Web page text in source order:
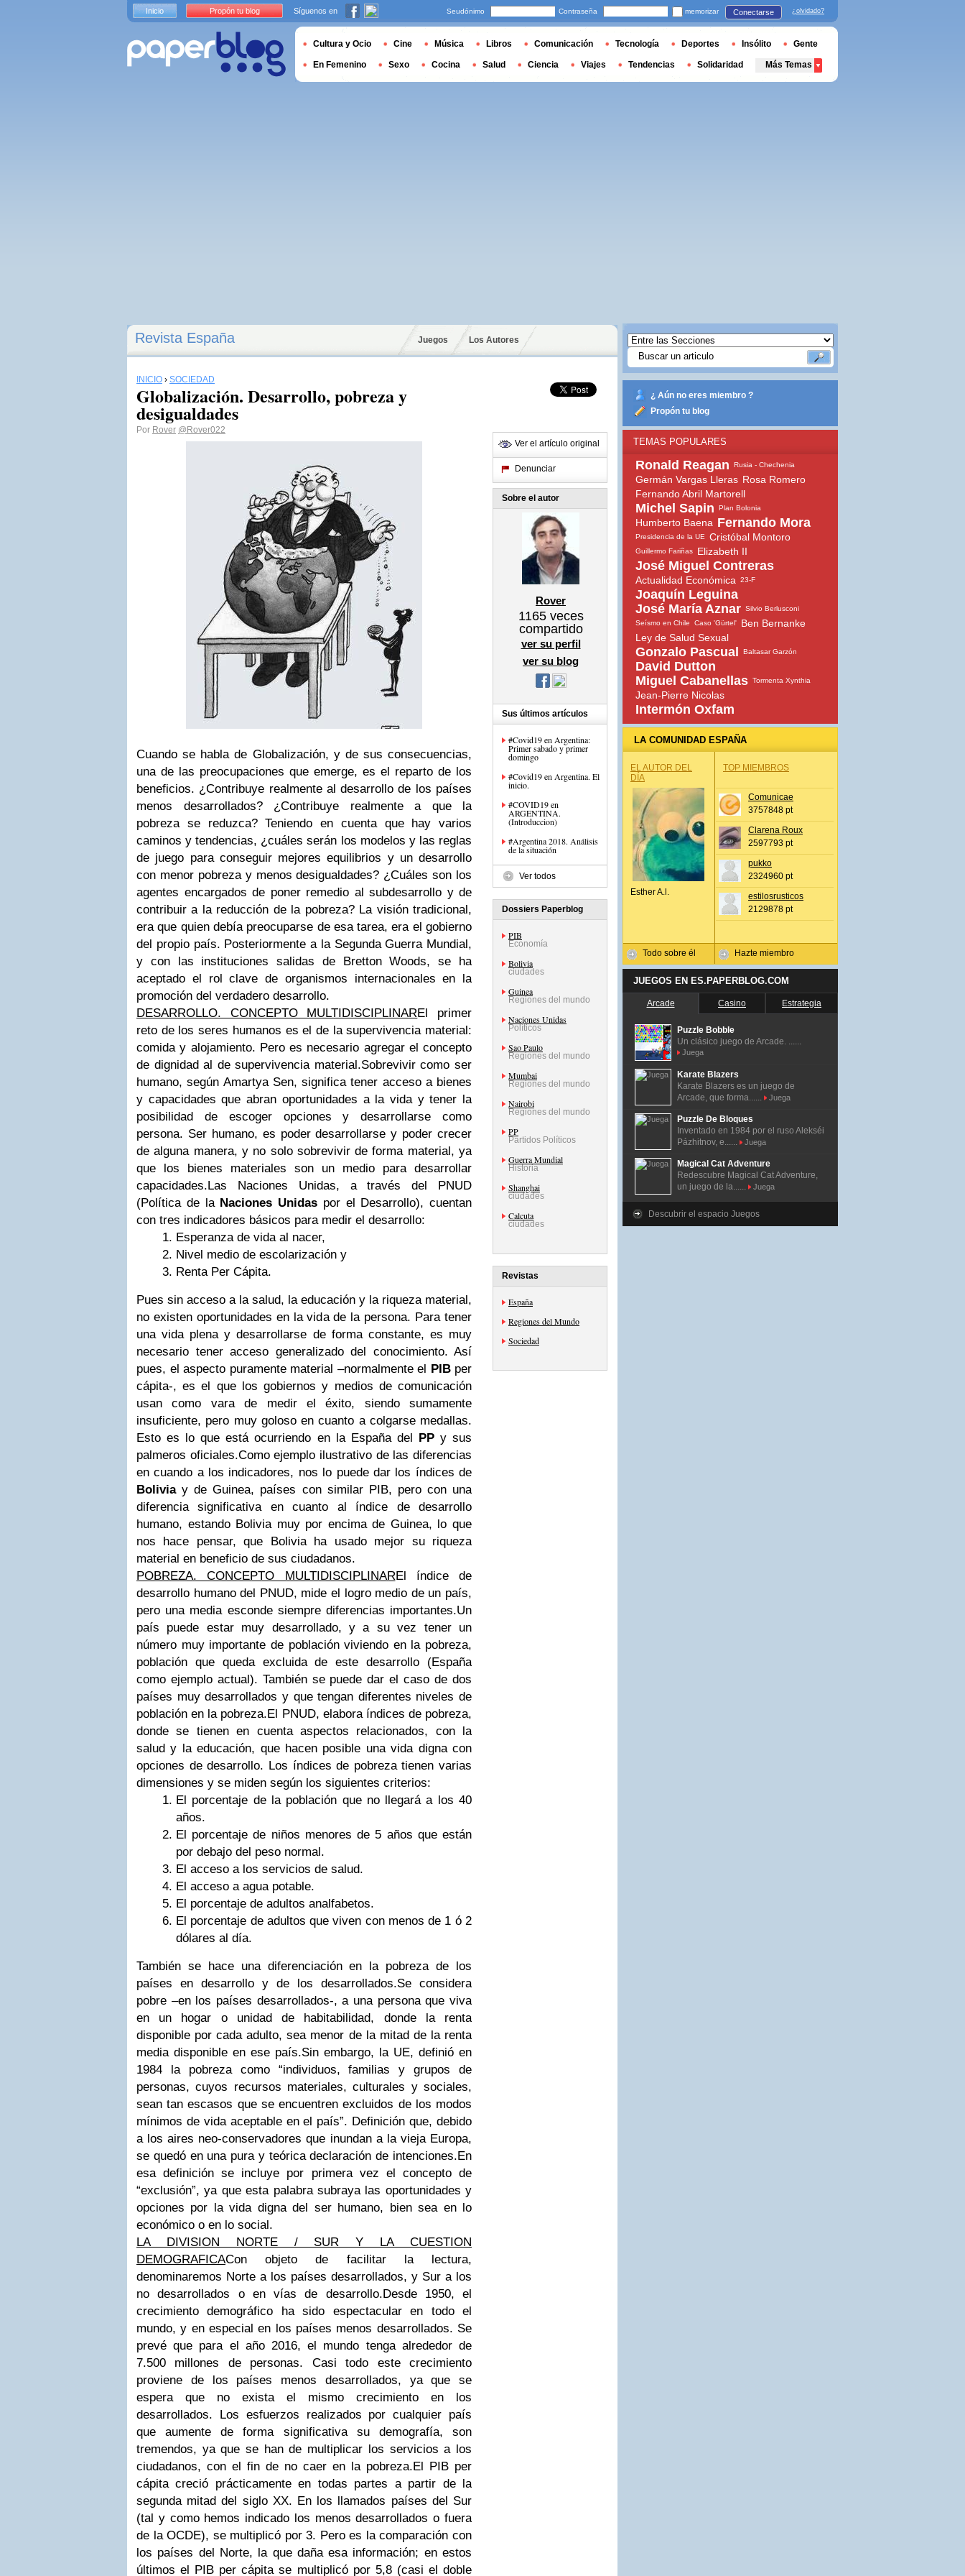
Revista España Juegos Los Autores
INICIO › SOCIEDAD
Globalización. Desarrollo, pobreza y
desigualdades
Por Rover @Rover022
Cuando se habla de Globalización, y de sus consecuencias,
una de las preocupaciones que emerge, es el reparto de los
beneficios. ¿Contribuye realmente al desarrollo de los países
menos desarrollados? ¿Contribuye realmente a que la
pobreza se reduzca? Teniendo en cuenta que hay varios
caminos y tendencias, ¿cuáles serán los modelos y las reglas
de juego para conseguir mejores equilibrios y un desarrollo
con menor pobreza y menos desigualdades? ¿Cuáles son los
agentes encargados de poner remedio al subdesarrollo y de
contribuir a la reducción de la pobreza? La visión tradicional,
era que quien debía preocuparse de esa tarea, era el gobierno
del propio país. Posteriormente a la Segunda Guerra Mundial,
y con las instituciones salidas de Bretton Woods, se ha
aceptado el rol clave de organismos internacionales en la
promoción del verdadero desarrollo.
DESARROLLO. CONCEPTO MULTIDISCIPLINAREl primer
reto de los seres humanos es el de la supervivencia material:
comida y alojamiento. Pero es necesario agregar el concepto
de dignidad al de supervivencia material.Sobrevivir como ser
humano, según Amartya Sen, significa tener acceso a bienes
y capacidades que abran oportunidades a la vida y tener la
posibilidad de escoger opciones y desarrollarse como
persona. Ser humano, es poder desarrollarse y poder crecer
de alguna manera, y no solo sobrevivir de forma material, ya
que los bienes materiales son un medio para desarrollar
capacidades.Las Naciones Unidas, a través del PNUD
(Política de la Naciones Unidas por el Desarrollo), cuentan
con tres indicadores básicos para medir el desarrollo:
Esperanza de vida al nacer,
Nivel medio de escolarización y
Renta Per Cápita.
Pues sin acceso a la salud, la educación y la riqueza material,
no existen oportunidades en la vida de la persona. Para tener
una vida plena y desarrollarse de forma constante, es muy
necesario tener acceso generalizado del conocimiento. Así
pues, el aspecto puramente material –normalmente el PIBper
cápita-, es el que los gobiernos y medios de comunicación
usan como vara de medir el éxito, siendo sumamente
insuficiente, pero muy goloso en cuanto a colgarse medallas.
Esto es lo que está ocurriendo en la España del PPy sus
palmeros oficiales.Como ejemplo ilustrativo de las diferencias
en cuando a los indicadores, nos lo puede dar los índices de
Boliviay de Guinea, países con similar PIB, pero con una
diferencia significativa en cuanto al índice de desarrollo
humano, estando Bolivia muy por encima de Guinea, lo que
nos hace pensar, que Bolivia ha usado mejor su riqueza
material en beneficio de sus ciudadanos.
POBREZA. CONCEPTO MULTIDISCIPLINAREl índice de
desarrollo humano del PNUD, mide el logro medio de un país,
pero una media esconde siempre diferencias importantes.Un
país puede estar muy desarrollado, y a su vez tener un
número muy importante de población viviendo en la pobreza,
población que queda excluida de este desarrollo (España
como ejemplo actual). También se puede dar el caso de dos
países muy desarrollados y que tengan diferentes niveles de
población en la pobreza.El PNUD, elabora índices de pobreza,
donde se tienen en cuenta aspectos relacionados, con la
salud y la educación, que hacen posible una vida digna con
opciones de desarrollo. Los índices de pobreza tienen varias
dimensiones y se miden según los siguientes criterios:
El porcentaje de la población que no llegará a los 40
años.
El porcentaje de niños menores de 5 años que están
por debajo del peso normal.
El acceso a los servicios de salud.
El acceso a agua potable.
El porcentaje de adultos analfabetos.
El porcentaje de adultos que viven con menos de 1 ó 2
dólares al día.
También se hace una diferenciación en la pobreza de los
países en desarrollo y de los desarrollados.Se considera
pobre –en los países desarrollados-, a una persona que viva
en un hogar o unidad de habitabilidad, donde la renta
disponible por cada adulto, sea menor de la mitad de la renta
media disponible en ese país.Sin embargo, la UE, definió en
1984 la pobreza como “individuos, familias y grupos de
personas, cuyos recursos materiales, culturales y sociales,
sean tan escasos que se encuentren excluidos de los modos
mínimos de vida aceptable en el país”. Definición que, debido
a los aires neo-conservadores que inundan a la vieja Europa,
se quedó en una pura y teórica declaración de intenciones.En
esa definición se incluye por primera vez el concepto de
“exclusión”, ya que esta palabra subraya las oportunidades y
opciones por la vida digna del ser humano, bien sea en lo
económico o en lo social.
LA DIVISION NORTE / SUR Y LA CUESTION
DEMOGRAFICACon objeto de facilitar la lectura,
denominaremos Norte a los países desarrollados, y Sur a los
no desarrollados o en vías de desarrollo.Desde 1950, el
crecimiento demográfico ha sido espectacular en todo el
mundo, y en especial en los países menos desarrollados. Se
prevé que para el año 2016, el mundo tenga alrededor de
7.500 millones de personas. Casi todo este crecimiento
proviene de los países menos desarrollados, ya que se
espera que no exista el mismo crecimiento en los
desarrollados. Los esfuerzos realizados por cualquier país
que aumente de forma significativa su demografía, son
tremendos, ya que se han de multiplicar los servicios a los
ciudadanos, con el fin de no caer en la pobreza.El PIB per
cápita creció prácticamente en todas partes a partir de la
segunda mitad del siglo XX. En los llamados países del Sur
(tal y como hemos indicado los menos desarrollados o fuera
de la OCDE), se multiplicó por 3. Pero es la comparación con
los países del Norte, la que daña esa información; en estos
últimos el PIB per cápita se multiplicó por 5,8 (casi el doble
Ver el artículo original
Denunciar
Sobre el autor
Rover
1165veces
compartido
ver su perfil
ver su blog
Sus últimos artículos
#Covid19 en Argentina:
Primer sabado y primer
domingo
#Covid19 en Argentina. El
inicio.
#COVID19 en
ARGENTINA.
(Introduccion)
#Argentina 2018. Análisis
de la situación
Ver todos
Dossiers Paperblog
PIB
Economía
Bolivia
ciudades
Guinea
Regiones del mundo
Naciones Unidas
Políticos
Sao Paulo
Regiones del mundo
Mumbai
Regiones del mundo
Nairobi
Regiones del mundo
PP
Partidos Políticos
Guerra Mundial
Historia
Shanghai
ciudades
Calcuta
ciudades
Revistas
España
Regiones del Mundo
Sociedad
¿ Aún no eres miembro ?
Propón tu blog
TEMAS POPULARES
Ronald Reagan Rusia - Chechenia
Germán Vargas Lleras Rosa Romero
Fernando Abril Martorell
Michel Sapin Plan Bolonia
Humberto Baena Fernando Mora
Presidencia de la UE Cristóbal Montoro
Guillermo Fariñas Elizabeth II
José Miguel Contreras
Actualidad Económica 23-F
Joaquín Leguina
José María Aznar Silvio Berlusconi
Seísmo en Chile
Caso 'Gürtel'
Ben Bernanke
Ley de Salud Sexual
Gonzalo Pascual Baltasar Garzón
David Dutton
Miguel Cabanellas Tormenta Xynthia
Jean-Pierre Nicolas
Intermón Oxfam
LA COMUNIDAD ESPAÑA
EL AUTOR DEL
DÍA
Esther A.l.
Todo sobre él
TOP MIEMBROS
Comunicae
3757848 pt
Clarena Roux
2597793 pt
pukko
2324960 pt
estilosrusticos
2129878 pt
Hazte miembro
JUEGOS EN ES.PAPERBLOG.COM
Arcade Casino Estrategia
Puzzle Bobble
Un clásico juego de Arcade. ......
Juega
Karate Blazers
Karate Blazers es un juego de
Arcade, que forma......
Juega
Puzzle De Bloques
Inventado en 1984 por el ruso Alekséi
Pázhitnov, e......
Juega
Magical Cat Adventure
Redescubre Magical Cat Adventure,
un juego de la......
Juega
Descubrir el espacio Juegos
Inicio Propón tu blog Síguenos en Seudónimo Contraseña memorizar Conectarse ¿olvidado?
Cultura y Ocio Cine Música Libros Comunicación Tecnología Deportes Insólito Gente
En Femenino Sexo Cocina Salud Ciencia Viajes Tendencias Solidaridad Más Temas